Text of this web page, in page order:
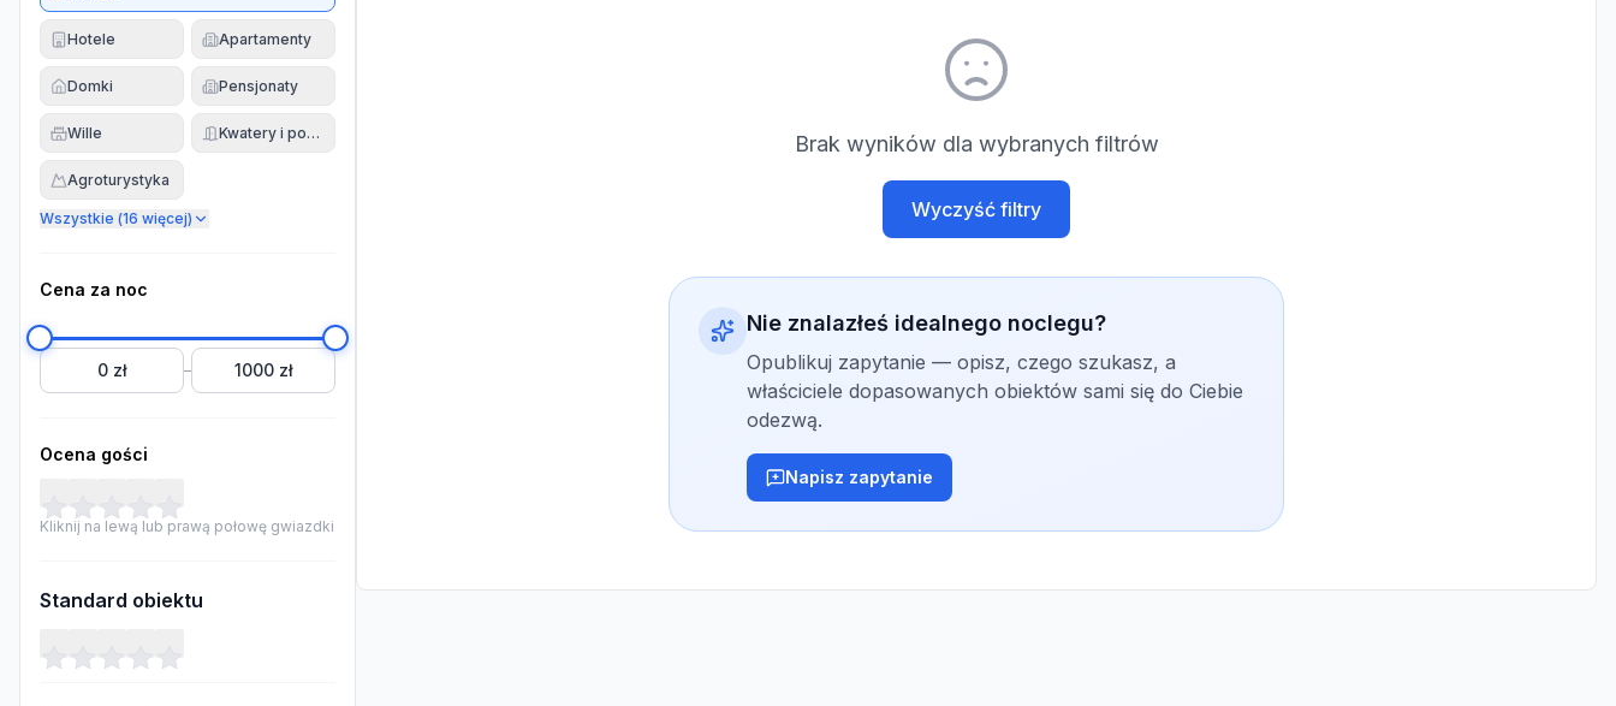
Hotele Apartamenty
Domki Pensjonaty
Wille Kwatery i pokoje
Agroturystyka
Wszystkie (16 więcej)
Cena za noc
0 zł – 1000 zł
Ocena gości
Kliknij na lewą lub prawą połowę gwiazdki
Standard obiektu
Brak wyników dla wybranych filtrów
Wyczyść filtry
Nie znalazłeś idealnego noclegu?
Opublikuj zapytanie — opisz, czego szukasz, a
właściciele dopasowanych obiektów sami się do Ciebie
odezwą.
Napisz zapytanie